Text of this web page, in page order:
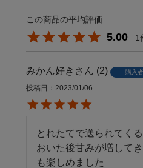
5.00 1
みかん好き 2 購入者
投稿日 2023/01/06
とれたてで送られてく
おいた後甘みが増して
も楽しめました